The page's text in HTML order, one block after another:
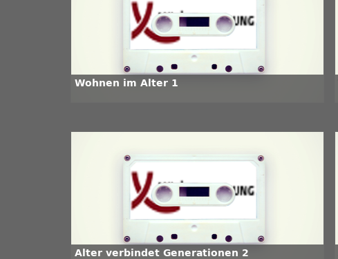
Wohnen im Alter 1
Alter verbindet Generationen 2